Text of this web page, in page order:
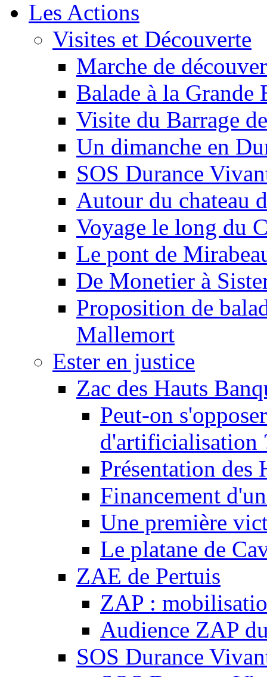
Les Actions
Visites et Découverte
Marche de
Balade à la Grande
Visite du Barrage
Un dimanche en
SOS Durance
Autour du chateau
Voyage le long du
Le pont de
De Monetier à
Proposition de
Mallemort
Ester en justice
Zac des Hauts
Peut-on
d'artificialisation
Présentation des
Financement
Une première
Le platane de
ZAE de Pertuis
ZAP :
Audience ZAP
SOS Durance